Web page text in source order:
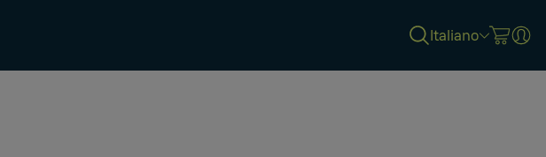
Italiano